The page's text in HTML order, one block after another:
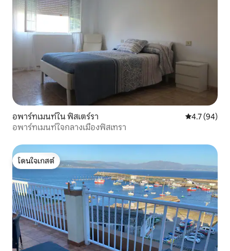
อพาร์ทเมนท์ใน ฟิสเตร์รา คะแนนเฉลี่ย
4.7 (94)
อพาร์ทเมนท์ใจกลางเมืองฟิสเทรา
โดนใจเกสต์
โดนใจเกสต์